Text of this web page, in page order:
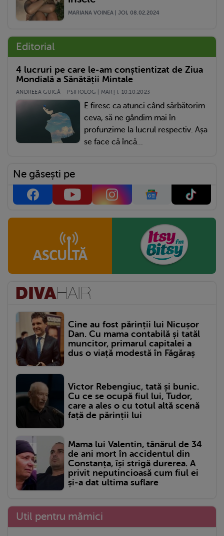
MARIANA VOINEA | JOI, 08.02.2024
Editorial
4 lucruri pe care le-am conștientizat de Ziua
Mondială a Sănătății Mintale
ANDREEA GUICĂ - PSIHOLOG | MARŢI, 10.10.2023
E firesc ca atunci când sărbătorim
ceva, să ne gândim mai în
profunzime la lucrul respectiv. Așa
se face că încă...
Ne găsești pe
Cine au fost părinții lui Nicușor
Dan. Cu mama contabilă și tatăl
muncitor, primarul capitalei a
dus o viață modestă în Făgăraș
Victor Rebengiuc, tată și bunic.
Cu ce se ocupă fiul lui, Tudor,
care a ales o cu totul altă scenă
față de părinții lui
Mama lui Valentin, tânărul de 34
de ani mort în accidentul din
Constanța, își strigă durerea. A
privit neputincioasă cum fiul ei
și-a dat ultima suflare
Util pentru mămici